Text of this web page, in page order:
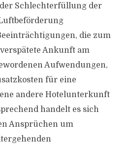
Schlechterfüllung der
die zum
Ankunft am
Aufwendungen,
für eine
andere Hotelunterkunft
handelt es sich
Ansprüchen um